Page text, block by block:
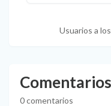
Usuarios a
Comentarios
0 comentarios